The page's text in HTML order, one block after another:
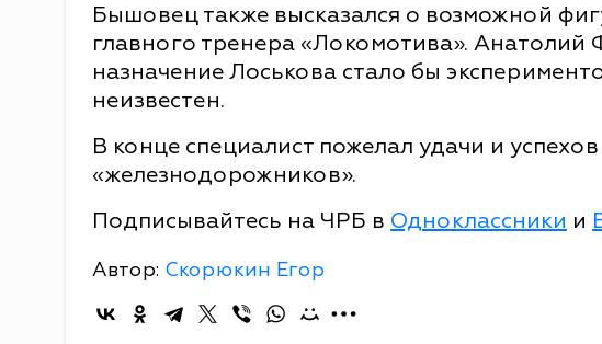
Бышовец также высказался о возможной
главного тренера «Локомотива». Анатолий
назначение Лоськова стало бы
неизвестен.
В конце специалист пожелал удачи и
«железнодорожников».
Подписывайтесь на ЧРБ в Одноклассники и
Автор: Скорюкин Егор